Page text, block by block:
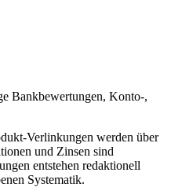
Bankbewertungen, Konto-,
Verlinkungen werden über
und Zinsen sind
entstehen redaktionell
Systematik.